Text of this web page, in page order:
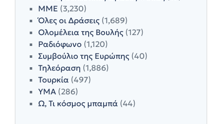
ΜΜΕ (3,230)
Όλες οι Δράσεις (1,689)
Ολομέλεια της Βουλής (127)
Ραδιόφωνο (1,120)
Συμβούλιο της Ευρώπης (40)
Τηλεόραση (1,886)
Τουρκία (497)
ΥΜΑ (286)
Ω, Τι κόσμος μπαμπά (44)